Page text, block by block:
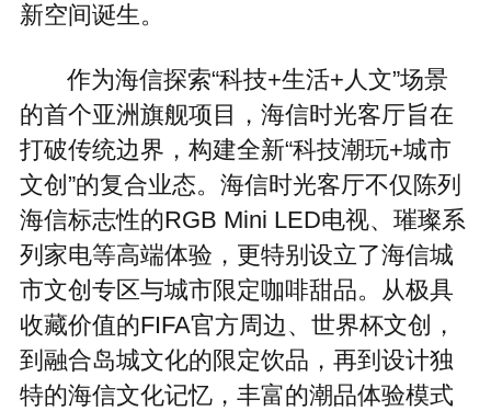
新空间诞生。
作为海信探索“科技+生活+人文”场景
的首个亚洲旗舰项目，海信时光客厅旨在
打破传统边界，构建全新“科技潮玩+城市
文创”的复合业态。海信时光客厅不仅陈列
海信标志性的RGB Mini LED电视、璀璨系
列家电等高端体验，更特别设立了海信城
市文创专区与城市限定咖啡甜品。从极具
收藏价值的FIFA官方周边、世界杯文创，
到融合岛城文化的限定饮品，再到设计独
特的海信文化记忆，丰富的潮品体验模式